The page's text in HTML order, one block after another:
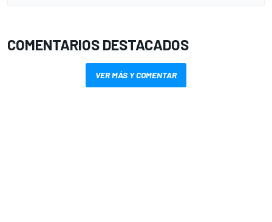
COMENTARIOS DESTACADOS
VER MÁS Y COMENTAR